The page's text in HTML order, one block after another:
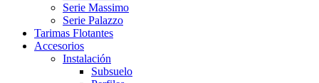
Serie Massimo
Serie Palazzo
Tarimas Flotantes
Accesorios
Instalación
Subsuelo